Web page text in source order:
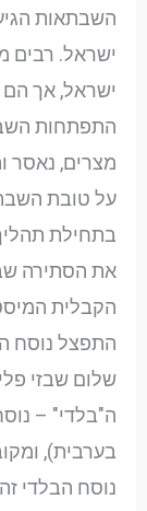
השבתאות
ישראל. רבים
ישראל, אך הם
התפתחות
מצרים, נאסר
על טובת
בתחילת
את הסתירה
הקבלית
התפצל נוסח
שלום שבזי
ה"בלדי" –
בערבית),
נוסח הבלדי